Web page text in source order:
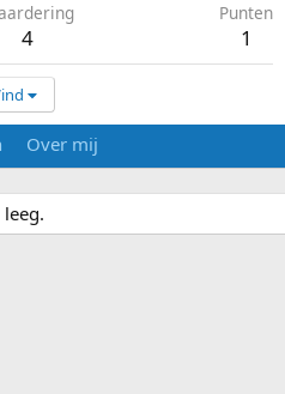
4
Punten
1
Over mij